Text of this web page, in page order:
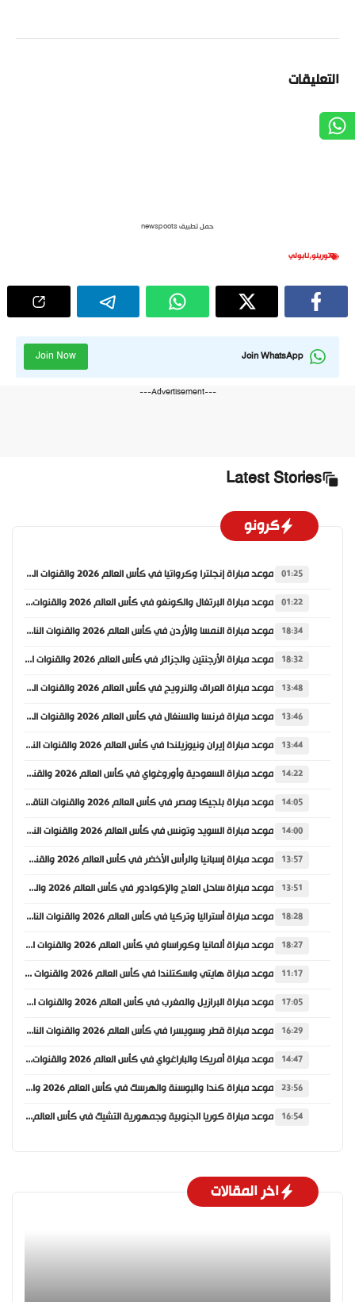
التعليقات
حمل تطبيق newspoots
تورينو,نابولي
Join WhatsApp
Join Now
---Advertisement---
Latest Stories
كرونو
01:25 موعد مباراة إنجلترا وكرواتيا في كأس العالم 2026 والقنوات الناقلة
01:22 موعد مباراة البرتغال والكونغو في كأس العالم 2026 والقنوات الناقلة
18:34 موعد مباراة النمسا والأردن في كأس العالم 2026 والقنوات الناقلة
18:32 موعد مباراة الأرجنتين والجزائر في كأس العالم 2026 والقنوات الناقلة
13:48 موعد مباراة العراق والنرويج في كأس العالم 2026 والقنوات الناقلة
13:46 موعد مباراة فرنسا والسنغال في كأس العالم 2026 والقنوات الناقلة
13:44 موعد مباراة إيران ونيوزيلندا في كأس العالم 2026 والقنوات الناقلة
14:22 موعد مباراة السعودية وأوروغواي في كأس العالم 2026 والقنوات الناقلة
14:05 موعد مباراة بلجيكا ومصر في كأس العالم 2026 والقنوات الناقلة
14:00 موعد مباراة السويد وتونس في كأس العالم 2026 والقنوات الناقلة
13:57 موعد مباراة إسبانيا والرأس الأخضر في كأس العالم 2026 والقنوات الناقلة
13:51 موعد مباراة ساحل العاج والإكوادور في كأس العالم 2026 والقنوات الناقلة
18:28 موعد مباراة أستراليا وتركيا في كأس العالم 2026 والقنوات الناقلة
18:27 موعد مباراة ألمانيا وكوراساو في كأس العالم 2026 والقنوات الناقلة
11:17 موعد مباراة هايتي واسكتلندا في كأس العالم 2026 والقنوات الناقلة
17:05 موعد مباراة البرازيل والمغرب في كأس العالم 2026 والقنوات الناقلة
16:29 موعد مباراة قطر وسويسرا في كأس العالم 2026 والقنوات الناقلة
14:47 موعد مباراة أمريكا والباراغواي في كأس العالم 2026 والقنوات الناقلة
23:56 موعد مباراة كندا والبوسنة والهرسك في كأس العالم 2026 والقنوات الناقلة
16:54 موعد مباراة كوريا الجنوبية وجمهورية التشيك في كأس العالم 2026 والقنوات الناقلة
اخر المقالات